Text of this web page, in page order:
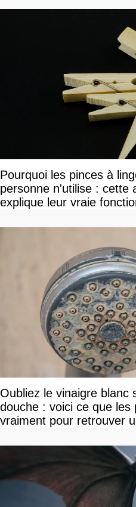
Pourquoi les pinces à
personne n'utilise : cette
explique leur vraie
Oubliez le vinaigre blanc
douche : voici ce que les
vraiment pour retrouver